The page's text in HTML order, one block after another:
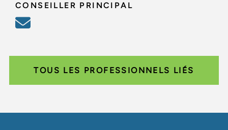
CONSEILLER PRINCIPAL
TOUS LES PROFESSIONNELS LIÉS